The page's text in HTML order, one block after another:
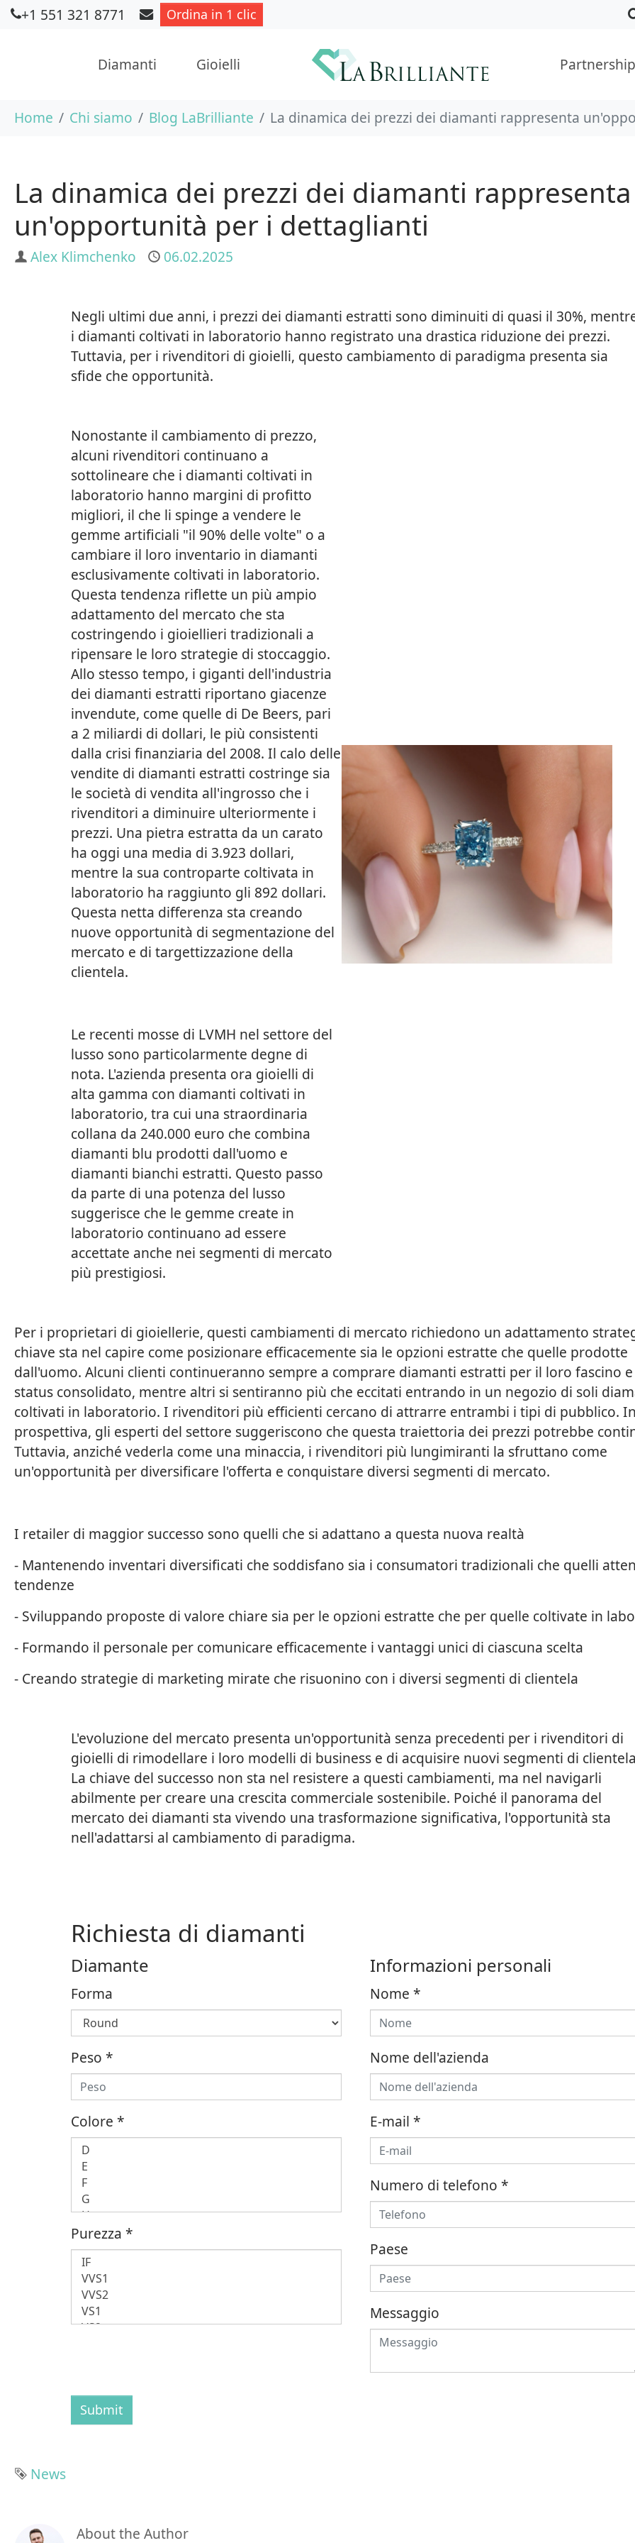
Skip to main content
+1 551 321 8771 Ordina in 1 clic
Diamanti Gioielli Partnership
You are here:
Home Chi siamo Blog LaBrilliante La dinamica dei prezzi dei diamanti rappresenta
La dinamica dei prezzi dei diamanti rappresenta
un'opportunità per i dettaglianti
Author
Alex Klimchenko Published
06.02.2025
Negli ultimi due anni, i prezzi dei diamanti estratti sono diminuiti di quasi il 30%,
i diamanti coltivati in laboratorio hanno registrato una drastica riduzione dei prezzi.
Tuttavia, per i rivenditori di gioielli, questo cambiamento di paradigma presenta sia
sfide che opportunità.
Nonostante il cambiamento di prezzo,
alcuni rivenditori continuano a
sottolineare che i diamanti coltivati in
laboratorio hanno margini di profitto
migliori, il che li spinge a vendere le
gemme artificiali "il 90% delle volte" o a
cambiare il loro inventario in diamanti
esclusivamente coltivati in laboratorio.
Questa tendenza riflette un più ampio
adattamento del mercato che sta
costringendo i gioiellieri tradizionali a
ripensare le loro strategie di stoccaggio.
Allo stesso tempo, i giganti dell'industria
dei diamanti estratti riportano giacenze
invendute, come quelle di De Beers, pari
a 2 miliardi di dollari, le più consistenti
dalla crisi finanziaria del 2008. Il calo delle
vendite di diamanti estratti costringe sia
le società di vendita all'ingrosso che i
rivenditori a diminuire ulteriormente i
prezzi. Una pietra estratta da un carato
ha oggi una media di 3.923 dollari,
mentre la sua controparte coltivata in
laboratorio ha raggiunto gli 892 dollari.
Questa netta differenza sta creando
nuove opportunità di segmentazione del
mercato e di targettizzazione della
clientela.
Le recenti mosse di LVMH nel settore del
lusso sono particolarmente degne di
nota. L'azienda presenta ora gioielli di
alta gamma con diamanti coltivati in
laboratorio, tra cui una straordinaria
collana da 240.000 euro che combina
diamanti blu prodotti dall'uomo e
diamanti bianchi estratti. Questo passo
da parte di una potenza del lusso
suggerisce che le gemme create in
laboratorio continuano ad essere
accettate anche nei segmenti di mercato
più prestigiosi.
Per i proprietari di gioiellerie, questi cambiamenti di mercato richiedono un adattamento
chiave sta nel capire come posizionare efficacemente sia le opzioni estratte che quelle prodotte
dall'uomo. Alcuni clienti continueranno sempre a comprare diamanti estratti per il loro fascino
status consolidato, mentre altri si sentiranno più che eccitati entrando in un negozio di soli
coltivati in laboratorio. I rivenditori più efficienti cercano di attrarre entrambi i tipi di pubblico. In
prospettiva, gli esperti del settore suggeriscono che questa traiettoria dei prezzi potrebbe
Tuttavia, anziché vederla come una minaccia, i rivenditori più lungimiranti la sfruttano come
un'opportunità per diversificare l'offerta e conquistare diversi segmenti di mercato.
I retailer di maggior successo sono quelli che si adattano a questa nuova realtà
- Mantenendo inventari diversificati che soddisfano sia i consumatori tradizionali che quelli
tendenze
- Sviluppando proposte di valore chiare sia per le opzioni estratte che per quelle coltivate in
- Formando il personale per comunicare efficacemente i vantaggi unici di ciascuna scelta
- Creando strategie di marketing mirate che risuonino con i diversi segmenti di clientela
L'evoluzione del mercato presenta un'opportunità senza precedenti per i rivenditori di
gioielli di rimodellare i loro modelli di business e di acquisire nuovi segmenti di
La chiave del successo non sta nel resistere a questi cambiamenti, ma nel navigarli
abilmente per creare una crescita commerciale sostenibile. Poiché il panorama del
mercato dei diamanti sta vivendo una trasformazione significativa, l'opportunità sta
nell'adattarsi al cambiamento di paradigma.
Richiesta di diamanti
Diamante
Forma
Peso*
Colore*
Purezza*
Informazioni personali
Nome *
Nome dell'azienda
E-mail *
Numero di telefono *
Paese
Messaggio
Submit
Tag
News
About the Author